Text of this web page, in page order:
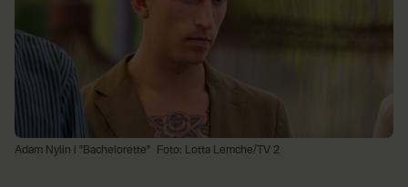
Adam Nylin i "Bachelorette" Foto: Lotta Lemche/TV 2